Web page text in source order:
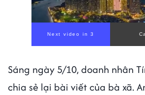
Sáng ngày 5/10, doanh nhân
chia sẻ lại bài viết của bà xã.